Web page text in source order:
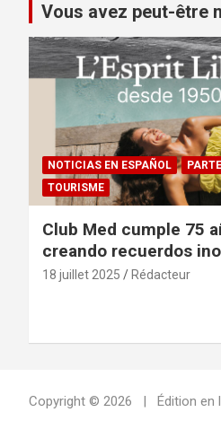
Vous avez peut-être
NOTICIAS EN ESPAÑOL
TOURISME
Club Med cumple 75
creando recuerdos
18 juillet 2025 Rédacteur
Copyright © 2026 Édition en